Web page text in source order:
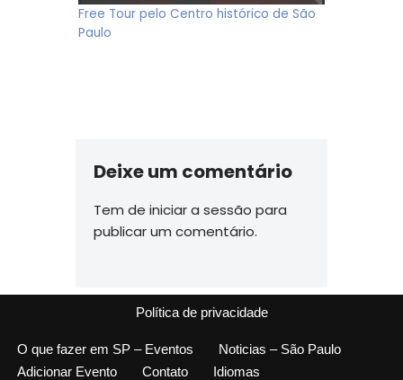
Free Tour pelo Centro histórico de São
Paulo
Deixe um comentário
Tem de iniciar a sessão para
publicar um comentário.
Política de privacidade
O que fazer em SP – Eventos
Noticias – São Paulo
Adicionar Evento
Contato Idiomas